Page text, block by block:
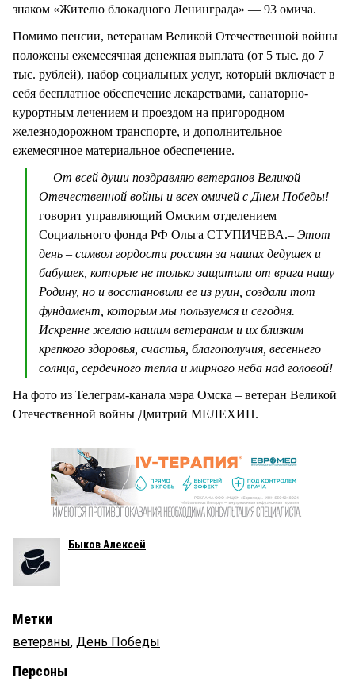
знаком «Жителю блокадного Ленинграда» — 93 омича.
Помимо пенсии, ветеранам Великой Отечественной войны
положены ежемесячная денежная выплата (от 5 тыс. до 7
тыс. рублей), набор социальных услуг, который включает в
себя бесплатное обеспечение лекарствами, санаторно-
курортным лечением и проездом на пригородном
железнодорожном транспорте, и дополнительное
ежемесячное материальное обеспечение.
— От всей души поздравляю ветеранов Великой
Отечественной войны и всех омичей с Днем Победы! –
говорит управляющий Омским отделением
Социального фонда РФ Ольга СТУПИЧЕВА.– Этот
день – символ гордости россиян за наших дедушек и
бабушек, которые не только защитили от врага нашу
Родину, но и восстановили ее из руин, создали тот
фундамент, которым мы пользуемся и сегодня.
Искренне желаю нашим ветеранам и их близким
крепкого здоровья, счастья, благополучия, весеннего
солнца, сердечного тепла и мирного неба над головой!
На фото из Телеграм-канала мэра Омска – ветеран Великой
Отечественной войны Дмитрий МЕЛЕХИН.
Быков Алексей
Метки
ветераны, День Победы
Персоны